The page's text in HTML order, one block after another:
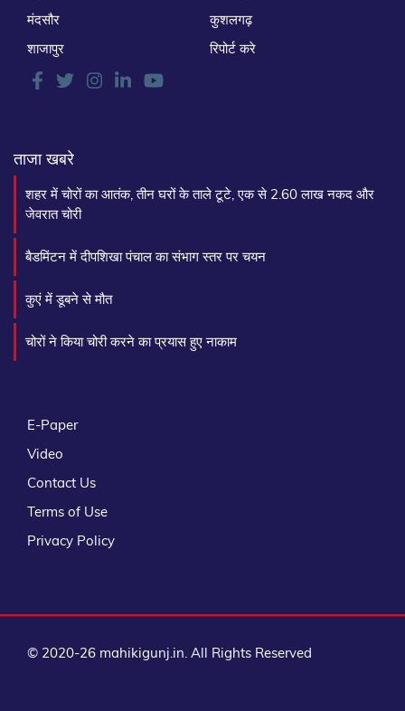
मंदसौर
कुशलगढ़
शाजापुर
रिपोर्ट करे
ताजा खबरे
शहर में चोरों का आतंक, तीन घरों के ताले टूटे, एक से 2.60 लाख नकद और
जेवरात चोरी
बैडमिंटन में दीपशिखा पंचाल का संभाग स्तर पर चयन
कुएं में डूबने से मौत
चोरों ने किया चोरी करने का प्रयास हुए नाकाम
E-Paper
Video
Contact Us
Terms of Use
Privacy Policy
© 2020-26 mahikigunj.in. All Rights Reserved